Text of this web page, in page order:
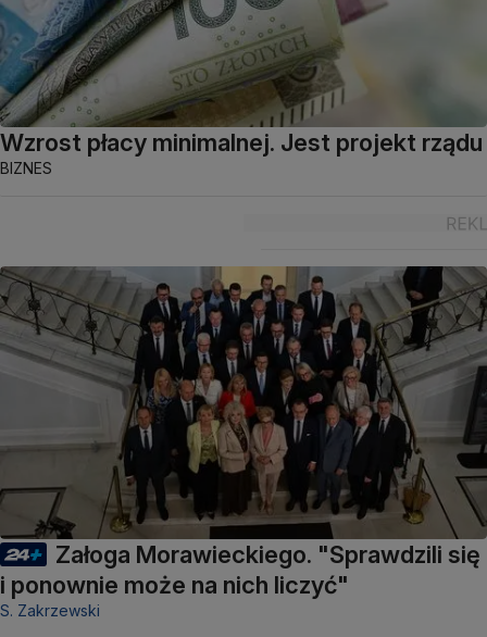
Wzrost płacy minimalnej. Jest projekt rządu
BIZNES
Załoga Morawieckiego. "Sprawdzili się
i ponownie może na nich liczyć"
S. Zakrzewski